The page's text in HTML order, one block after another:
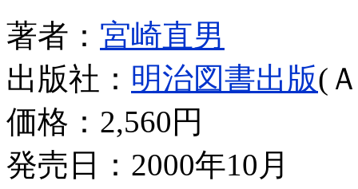
著者： 宮崎直男
出版社： 明治図書出版(
価格： 2,560円
発売日：2000年10月